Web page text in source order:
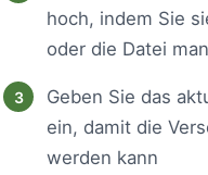
hoch, indem Sie
oder die Datei
Geben Sie das
ein, damit die
werden kann